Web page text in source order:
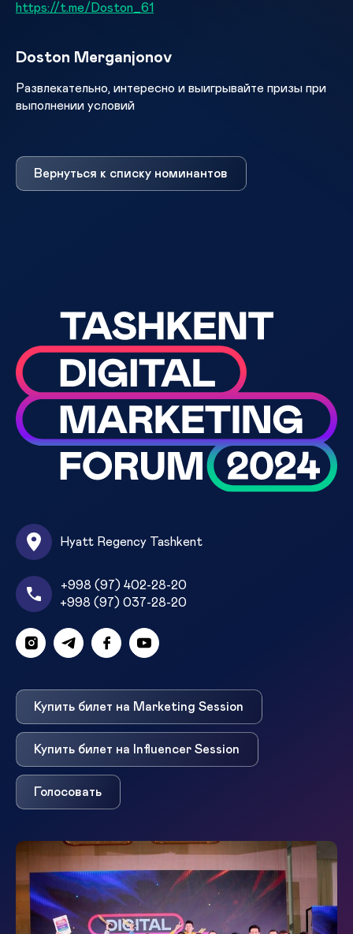
https://t.me/Doston_61
Doston Merganjonov
Развлекательно, интересно и выигрывайте призы при
выполнении условий
Вернуться к списку номинантов
Hyatt Regency Tashkent
+998 (97) 402-28-20
+998 (97) 037-28-20
Купить билет на Marketing Session
Купить билет на Influencer Session
Голосовать